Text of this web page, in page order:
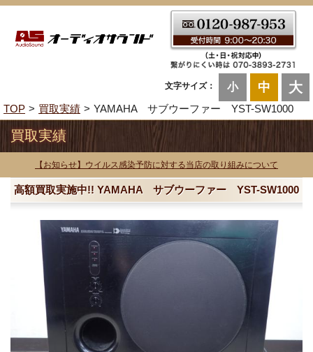
文字サイズ： 小 中 大
TOP 買取実績 YAMAHA サブウーファー YST-SW1000
買取実績
【お知らせ】ウイルス感染予防に対する当店の取り組みについて
高額買取実施中!! YAMAHA サブウーファー YST-SW1000